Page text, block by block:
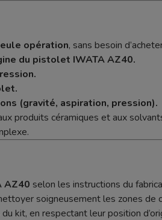
opération, sans besoin
du pistolet IWATA AZ40.
(gravité, aspiration, pression).
produits céramiques et aux
AZ40 selon les instructions du
soigneusement les zones de
du kit, en respectant leur position